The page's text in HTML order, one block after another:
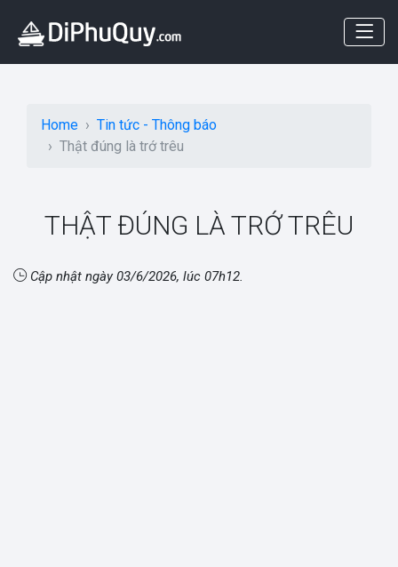
Home
Tin tức - Thông báo
Thật đúng là trớ trêu
THẬT ĐÚNG LÀ TRỚ TRÊU
Cập nhật ngày03/6/2026, lúc 07h12.